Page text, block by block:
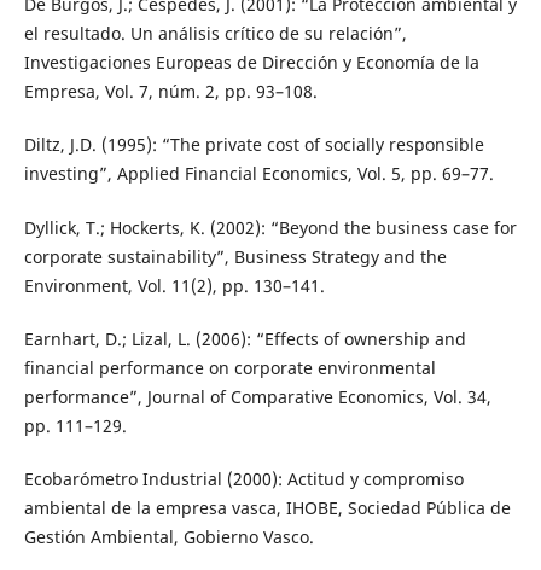
De Burgos, J.; Céspedes, J. (2001): “La Protección ambiental y
el resultado. Un análisis crítico de su relación”,
Investigaciones Europeas de Dirección y Economía de la
Empresa, Vol. 7, núm. 2, pp. 93–108.
Diltz, J.D. (1995): “The private cost of socially responsible
investing”, Applied Financial Economics, Vol. 5, pp. 69–77.
Dyllick, T.; Hockerts, K. (2002): “Beyond the business case for
corporate sustainability”, Business Strategy and the
Environment, Vol. 11(2), pp. 130–141.
Earnhart, D.; Lizal, L. (2006): “Effects of ownership and
financial performance on corporate environmental
performance”, Journal of Comparative Economics, Vol. 34,
pp. 111–129.
Ecobarómetro Industrial (2000): Actitud y compromiso
ambiental de la empresa vasca, IHOBE, Sociedad Pública de
Gestión Ambiental, Gobierno Vasco.